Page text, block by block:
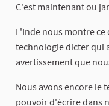
C'est maintenant ou
L'Inde nous montre
technologie dicter qui
avertissement que
Nous avons encore le
pouvoir d'écrire dans